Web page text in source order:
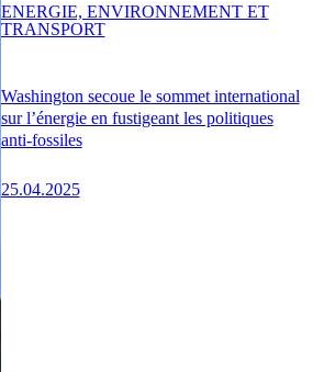
Washington secoue le sommet international
sur l’énergie en fustigeant les politiques
anti-fossiles
25.04.2025
ENERGIE, ENVIRONNEMENT ET
TRANSPORT